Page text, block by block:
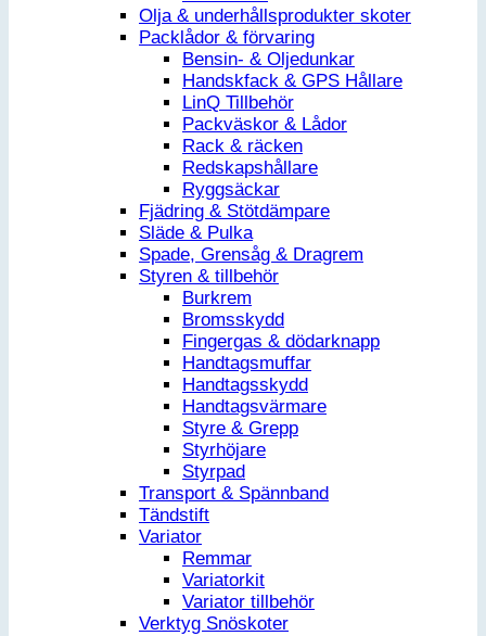
Olja & underhållsprodukter skoter
Packlådor & förvaring
Bensin- & Oljedunkar
Handskfack & GPS Hållare
LinQ Tillbehör
Packväskor & Lådor
Rack & räcken
Redskapshållare
Ryggsäckar
Fjädring & Stötdämpare
Släde & Pulka
Spade, Grensåg & Dragrem
Styren & tillbehör
Burkrem
Bromsskydd
Fingergas & dödarknapp
Handtagsmuffar
Handtagsskydd
Handtagsvärmare
Styre & Grepp
Styrhöjare
Styrpad
Transport & Spännband
Tändstift
Variator
Remmar
Variatorkit
Variator tillbehör
Verktyg Snöskoter